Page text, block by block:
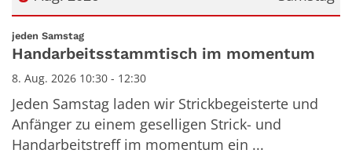
Datum: 8. August 2026
jeden Samstag:
Handarbeitsstammtisch im momentum
8. Aug. 2026 10:30 - 12:30
Jeden Samstag laden wir Strickbegeisterte und
Anfänger zu einem geselligen Strick- und
Handarbeitstreff im momentum ein ...